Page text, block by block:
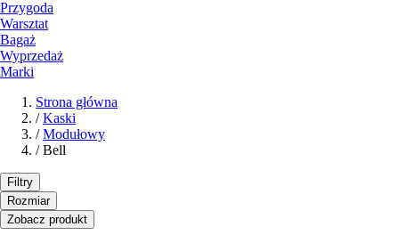
Przygoda
Warsztat
Bagaż
Wyprzedaż
Marki
Strona główna
/ Kaski
/ Modułowy
/ Bell
Filtry
Rozmiar
Zobacz produkt